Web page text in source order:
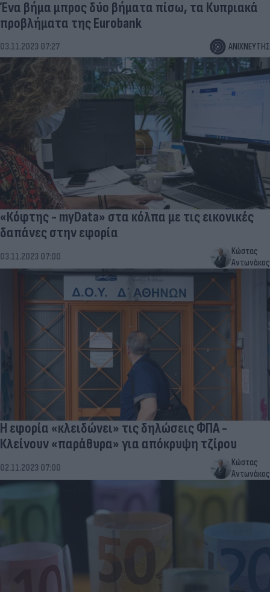
Ένα βήμα μπρος δύο βήματα πίσω, τα Κυπριακά
προβλήματα της Eurobank
03.11.2023 07:27 ΑΝΙΧΝΕΥΤΗΣ
«Κόφτης - myData» στα κόλπα με τις εικονικές
δαπάνες στην εφορία
03.11.2023 07:00
Κώστας
Αντωνάκος
Η εφορία «κλειδώνει» τις δηλώσεις ΦΠΑ -
Κλείνουν «παράθυρα» για απόκρυψη τζίρου
02.11.2023 07:00
Κώστας
Αντωνάκος